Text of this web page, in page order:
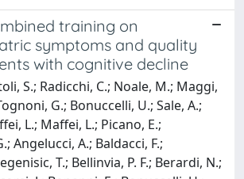
training on
symptoms and quality
with cognitive decline
S.; Radicchi, C.; Noale, M.; Maggi,
G.; Bonuccelli, U.; Sale, A.;
L.; Maffei, L.; Picano, E.;
Angelucci, A.; Baldacci, F.;
T.; Bellinvia, P. F.; Berardi, N.;